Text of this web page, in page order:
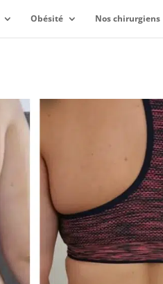
Obésité Nos chirurgiens